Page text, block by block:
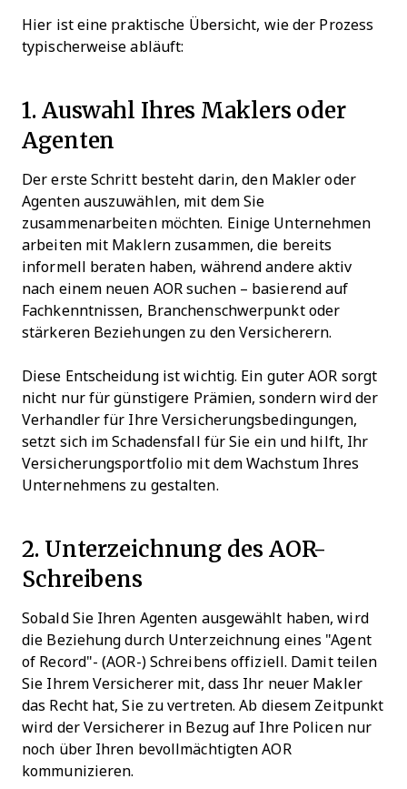
Hier ist eine praktische Übersicht, wie der Prozess
typischerweise abläuft:
1. Auswahl Ihres Maklers oder
Agenten
Der erste Schritt besteht darin, den Makler oder
Agenten auszuwählen, mit dem Sie
zusammenarbeiten möchten. Einige Unternehmen
arbeiten mit Maklern zusammen, die bereits
informell beraten haben, während andere aktiv
nach einem neuen AOR suchen – basierend auf
Fachkenntnissen, Branchenschwerpunkt oder
stärkeren Beziehungen zu den Versicherern.
Diese Entscheidung ist wichtig. Ein guter AOR sorgt
nicht nur für günstigere Prämien, sondern wird der
Verhandler für Ihre Versicherungsbedingungen,
setzt sich im Schadensfall für Sie ein und hilft, Ihr
Versicherungsportfolio mit dem Wachstum Ihres
Unternehmens zu gestalten.
2. Unterzeichnung des AOR-
Schreibens
Sobald Sie Ihren Agenten ausgewählt haben, wird
die Beziehung durch Unterzeichnung eines "Agent
of Record"- (AOR-) Schreibens offiziell. Damit teilen
Sie Ihrem Versicherer mit, dass Ihr neuer Makler
das Recht hat, Sie zu vertreten. Ab diesem Zeitpunkt
wird der Versicherer in Bezug auf Ihre Policen nur
noch über Ihren bevollmächtigten AOR
kommunizieren.